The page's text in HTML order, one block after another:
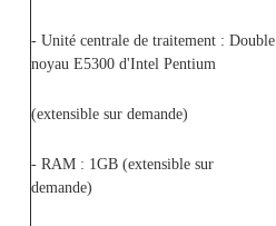
- Unité centrale de traitement : Double
noyau E5300 d'Intel Pentium
(extensible sur demande)
- RAM : 1GB (extensible sur
demande)